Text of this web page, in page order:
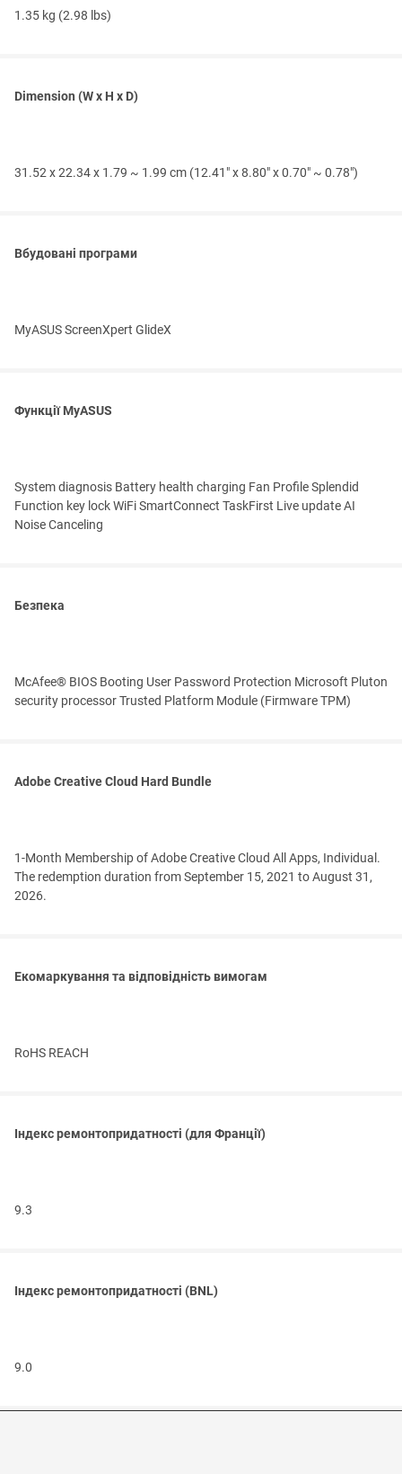
1.35 kg (2.98 lbs)
Dimension (W x H x D)
31.52 x 22.34 x 1.79 ~ 1.99 cm (12.41" x 8.80" x 0.70" ~ 0.78")
Вбудовані програми
MyASUS ScreenXpert GlideX
Функції MyASUS
System diagnosis Battery health charging Fan Profile Splendid
Function key lock WiFi SmartConnect TaskFirst Live update AI
Noise Canceling
Безпека
McAfee® BIOS Booting User Password Protection Microsoft Pluton
security processor Trusted Platform Module (Firmware TPM)
Adobe Creative Cloud Hard Bundle
1-Month Membership of Adobe Creative Cloud All Apps, Individual.
The redemption duration from September 15, 2021 to August 31,
2026.
Екомаркування та відповідність вимогам
RoHS REACH
Індекс ремонтопридатності (для Франції)
9.3
Індекс ремонтопридатності (BNL)
9.0